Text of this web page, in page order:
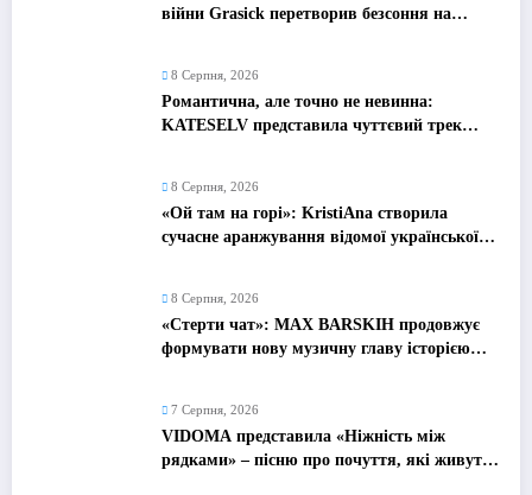
війни Grasick перетворив безсоння на
8 Серпня, 2026
Романтична, але точно не невинна:
KATESELV представила чуттєвий трек
8 Серпня, 2026
«Ой там на горі»: KristiAna створила
сучасне аранжування відомої української
8 Серпня, 2026
«Стерти чат»: MAX BARSKIH продовжує
формувати нову музичну главу історією
7 Серпня, 2026
VIDOMA представила «Ніжність між
рядками» – пісню про почуття, які живуть